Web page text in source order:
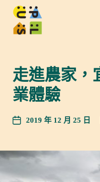
走進農家，
業體驗
2019 年 12 月 25 日